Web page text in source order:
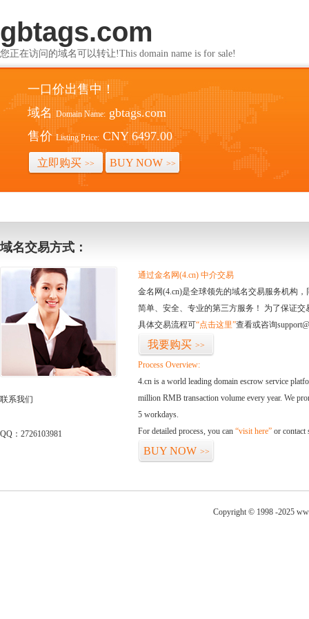
gbtags.com
您正在访问的域名可以转让!This domain name is for sale!
一口价出售中！
域名 Domain Name: gbtags.com
售价 Listing Price: CNY 6497.00
立即购买 >> BUY NOW >>
域名交易方式：
联系我们
QQ：2726103981
通过金名网(4.cn) 中介交易
金名网(4.cn)是全球领先的域名交易服务机构
简单、安全、专业的第三方服务！ 为了保证
具体交易流程可“点击这里”查看或咨询
我要购买 >>
Process Overview:
4.cn is a world leading domain escrow service
million RMB transaction volume every year. We
5 workdays.
For detailed process, you can “visit here” or contact
BUY NOW >>
Copyright © 1998 -2025